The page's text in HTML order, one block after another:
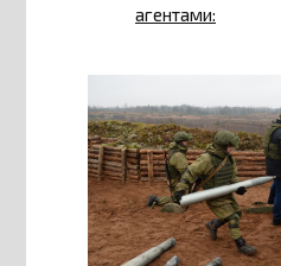
агентами: